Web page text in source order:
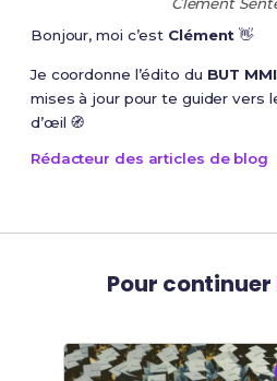
Clément
Bonjour, moi c’est Clément 👋
Je coordonne l’édito du BUT MMI
mises à jour pour te guider vers
d’œil 🧭
Rédacteur des articles de blog
Pour continuer